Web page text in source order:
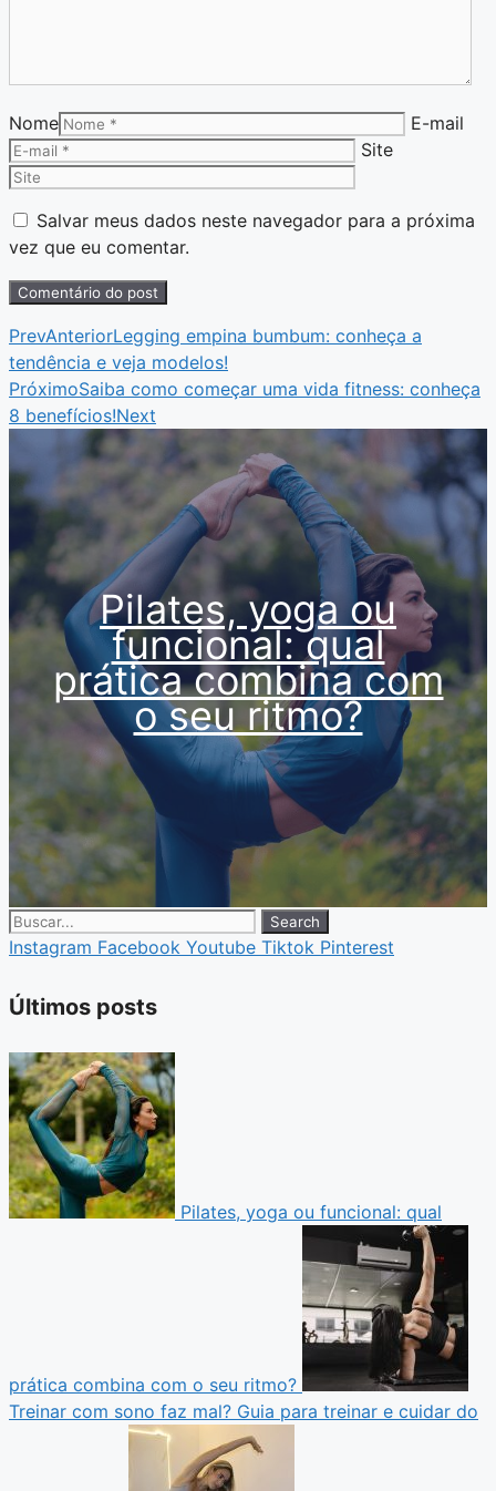
Nome
E-mail
Site
Salvar meus dados neste navegador para a próxima
vez que eu comentar.
PrevAnteriorLegging empina bumbum: conheça a
tendência e veja modelos!
PróximoSaiba como começar uma vida fitness: conheça
8 benefícios!Next
Pilates, yoga ou
funcional: qual
prática combina com
o seu ritmo?
Search
Instagram Facebook Youtube Tiktok Pinterest
Últimos posts
Pilates, yoga ou funcional: qual
prática combina com o seu ritmo?
Treinar com sono faz mal? Guia para treinar e cuidar do